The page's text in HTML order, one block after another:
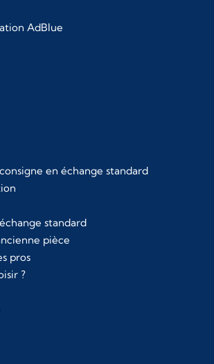
AdBlue
en échange standard
standard
pièce
pros
?